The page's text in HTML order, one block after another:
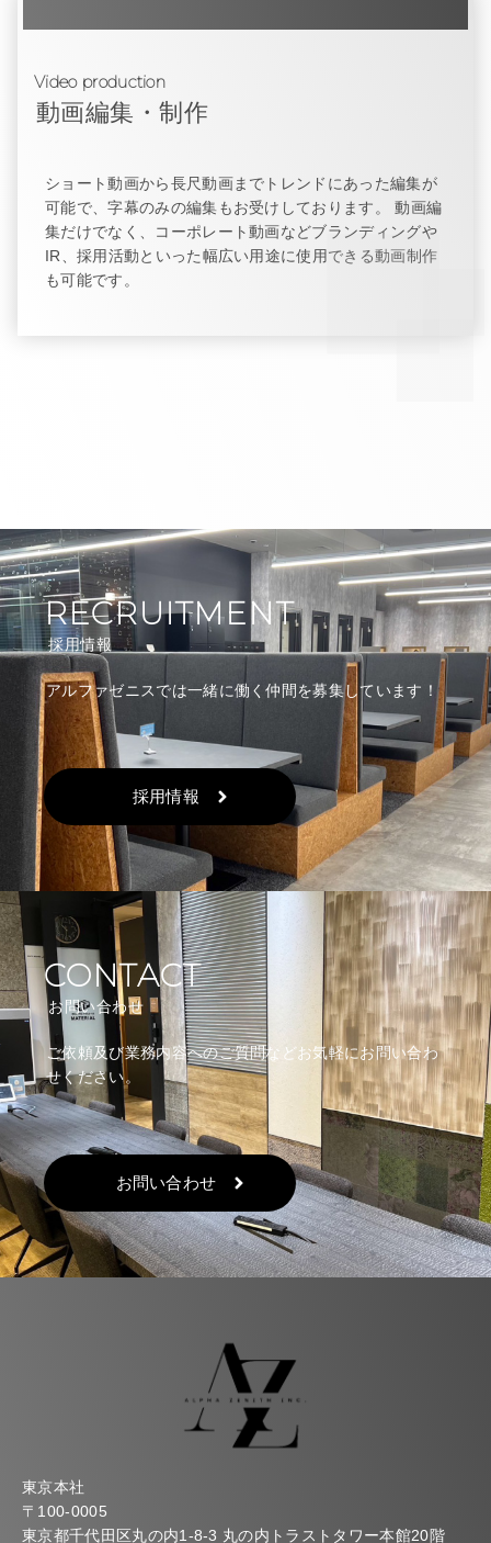
Video production
動画編集・制作
ショート動画から長尺動画までトレンドにあった編集が
可能で、字幕のみの編集もお受けしております。 動画編
集だけでなく、コーポレート動画などブランディングや
IR、採用活動といった幅広い用途に使用できる動画制作
も可能です。
RECRUITMENT
採用情報
アルファゼニスでは一緒に働く仲間を募集しています！
採用情報
CONTACT
お問い合わせ
ご依頼及び業務内容へのご質問などお気軽にお問い合わ
せください。
お問い合わせ
東京本社
〒100-0005
東京都千代田区丸の内1-8-3 丸の内トラストタワー本館20階